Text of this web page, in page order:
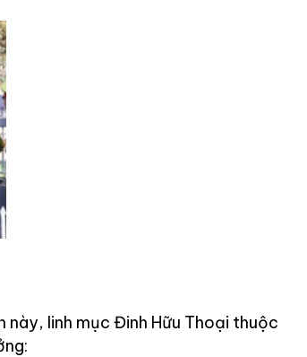
linh mục Đinh Hữu Thoại thuộc